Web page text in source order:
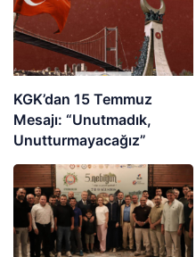
KGK’dan 15 Temmuz
Mesajı: “Unutmadık,
Unutturmayacağız”